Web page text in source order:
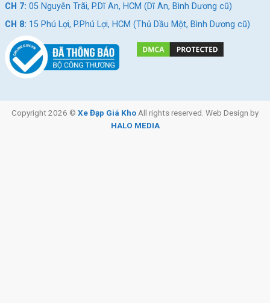
CH 7: 05 Nguyễn Trãi, P.Dĩ An, HCM (Dĩ An, Bình Dương cũ)
CH 8: 15 Phú Lợi, P.Phú Lợi, HCM (Thủ Dầu Một, Bình Dương cũ)
Copyright 2026 © Xe Đạp Giá KhoAll rights reserved. Web Design by
HALO MEDIA